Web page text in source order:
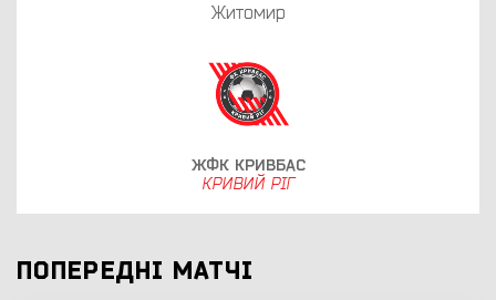
Житомир
ЖФК КРИВБАС
КРИВИЙ РІГ
ПОПЕРЕДНІ МАТЧІ